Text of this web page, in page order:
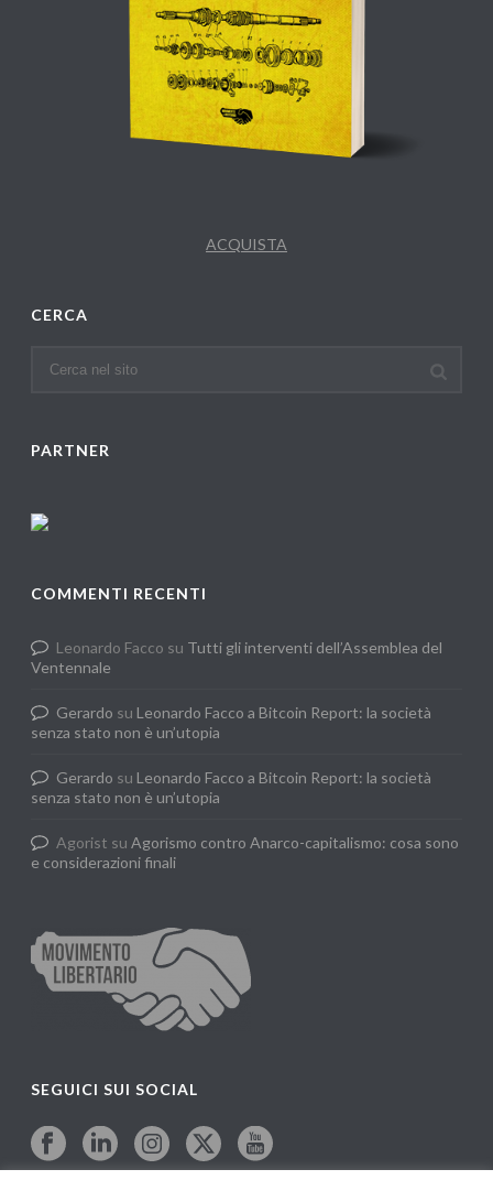
ACQUISTA
CERCA
PARTNER
COMMENTI RECENTI
Leonardo Facco su Tutti gli interventi dell’Assemblea del
Ventennale
Gerardo su Leonardo Facco a Bitcoin Report: la società
senza stato non è un’utopia
Gerardo su Leonardo Facco a Bitcoin Report: la società
senza stato non è un’utopia
Agorist suAgorismo contro Anarco-capitalismo: cosa sono
e considerazioni finali
SEGUICI SUI SOCIAL